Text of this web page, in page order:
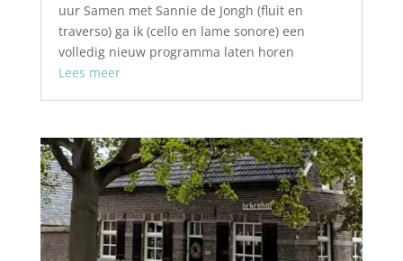
uur Samen met Sannie de Jongh (fluit en
traverso) ga ik (cello en lame sonore) een
volledig nieuw programma laten horen
Lees meer